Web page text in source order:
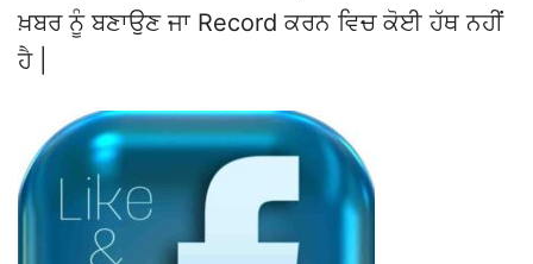
ਖ਼ਬਰ ਨੂੰ ਬਣਾਉਣ ਜਾ Record ਕਰਨ ਵਿਚ ਕੋਈ ਹੱਥ ਨਹੀਂ
ਹੈ |